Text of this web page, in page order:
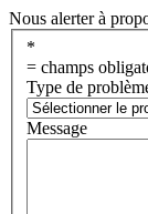
Nous alerter à
*
= champs
Type de
Message